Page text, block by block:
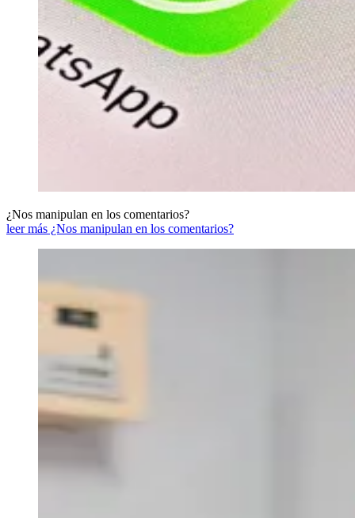
¿Nos manipulan en los comentarios?
leer más ¿Nos manipulan en los comentarios?